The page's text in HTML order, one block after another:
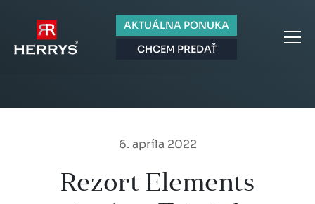
AKTUÁLNA PONUKA
CHCEM PREDAŤ
6. apríla 2022
Rezort Elements